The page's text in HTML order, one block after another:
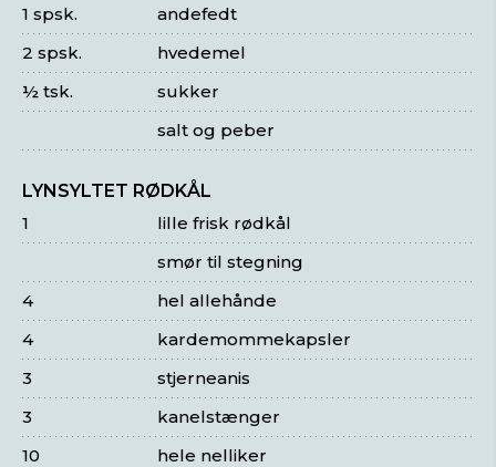
andefedt
1 spsk.
hvedemel
2 spsk.
sukker
½ tsk.
salt og peber
LYNSYLTET RØDKÅL
lille frisk rødkål
1
smør til stegning
hel allehånde
4
kardemommekapsler
4
stjerneanis
3
kanelstænger
3
hele nelliker
10